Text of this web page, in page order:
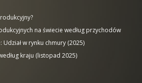
na świecie według przychodów
Udział w rynku chmury (2025)
kraju (listopad 2025)